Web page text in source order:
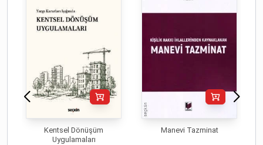
Kentsel Dönüşüm
Uygulamaları
Manevi Tazminat